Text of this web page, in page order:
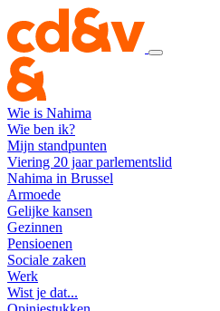
Wie is Nahima
Wie ben ik?
Mijn standpunten
Viering 20 jaar parlementslid
Nahima in Brussel
Armoede
Gelijke kansen
Gezinnen
Pensioenen
Sociale zaken
Werk
Wist je dat...